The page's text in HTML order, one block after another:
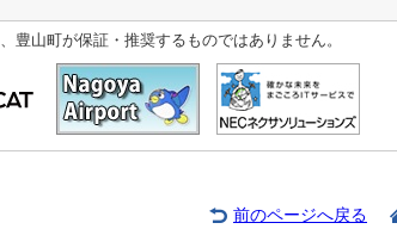
豊山町が保証・推奨するものではありません。
前のページへ戻る